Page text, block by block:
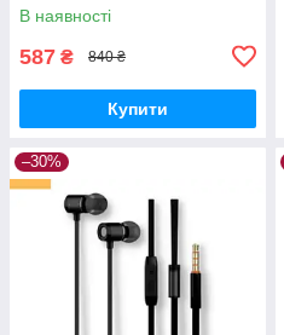
В наявності
587 ₴ 840 ₴
Купити
–30%